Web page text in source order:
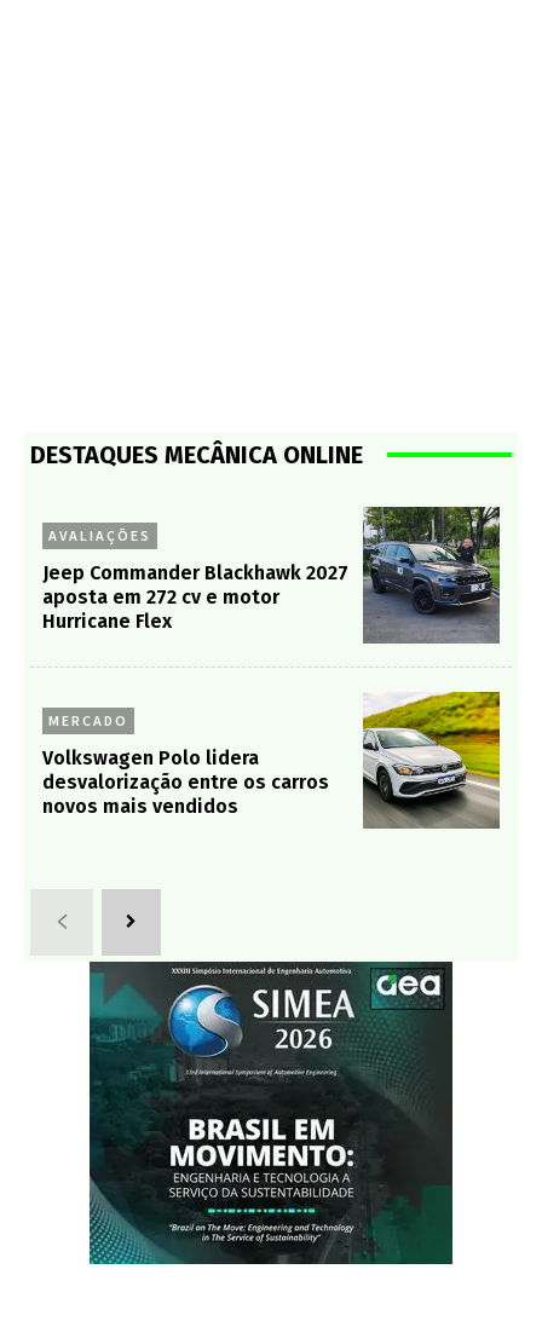
DESTAQUES MECÂNICA ONLINE
AVALIAÇÕES
Jeep Commander Blackhawk 2027
aposta em 272 cv e motor
Hurricane Flex
MERCADO
Volkswagen Polo lidera
desvalorização entre os carros
novos mais vendidos